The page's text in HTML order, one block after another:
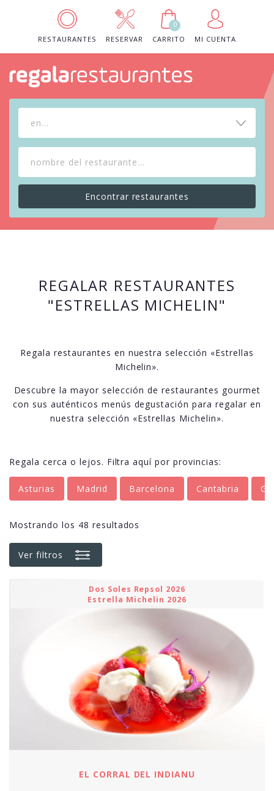
RESTAURANTES RESERVAR
0
CARRITO
MI CUENTA
en...
REGALAR RESTAURANTES
"ESTRELLAS MICHELIN"
Regala restaurantes en nuestra selección «Estrellas
Michelin».
Descubre la mayor selección de restaurantes gourmet
con sus auténticos menús degustación para regalar en
nuestra selección «Estrellas Michelin».
Regala cerca o lejos. Filtra aquí por provincias:
Asturias Madrid Barcelona Cantabria
Mostrando los 48 resultados
Ver filtros
Dos Soles Repsol 2026
Estrella Michelin 2026
EL CORRAL DEL INDIANU